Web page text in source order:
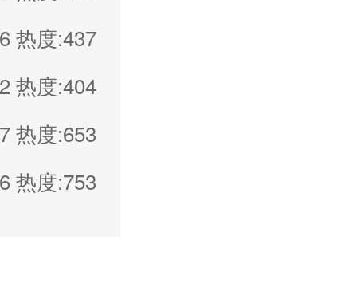
热度:437
热度:404
热度:653
热度:753